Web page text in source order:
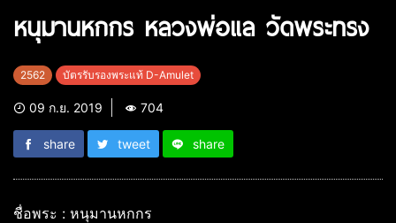
หนุมานหกกร หลวงพ่อแล วัดพระทรง
2562 บัตรรับรองพระแท้ D-Amulet
09 ก.ย. 2019 704
share tweet share
ชื่อพระ : หนุมานหกกร